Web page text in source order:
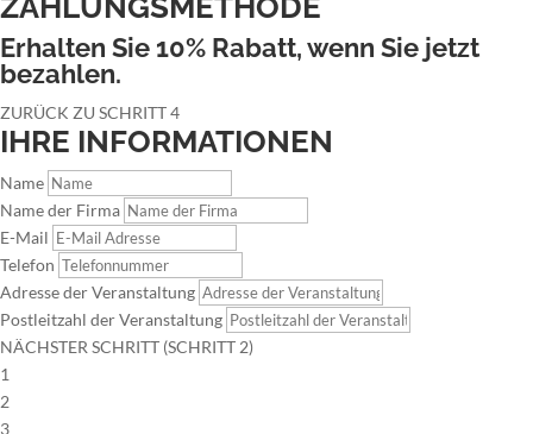
ZAHLUNGSMETHODE
Erhalten Sie 10% Rabatt, wenn Sie jetzt
bezahlen.
ZURÜCK ZU SCHRITT 4
IHRE INFORMATIONEN
Name
Name der Firma
E-Mail
Telefon
Adresse der Veranstaltung
Postleitzahl der Veranstaltung
NÄCHSTER SCHRITT (SCHRITT 2)
1
2
3